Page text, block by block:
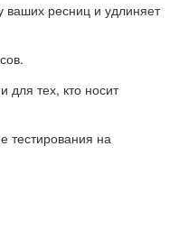
ваших ресниц и удлиняет
для тех, кто носит
тестирования на